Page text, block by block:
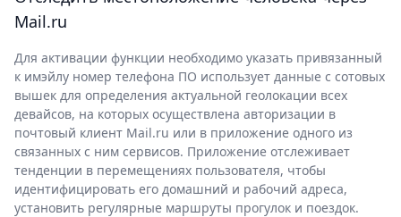
Mail.ru
Для активации функции необходимо указать привязанный
к имэйлу номер телефона ПО использует данные с сотовых
вышек для определения актуальной геолокации всех
девайсов, на которых осуществлена авторизации в
почтовый клиент Mail.ru или в приложение одного из
связанных с ним сервисов. Приложение отслеживает
тенденции в перемещениях пользователя, чтобы
идентифицировать его домашний и рабочий адреса,
установить регулярные маршруты прогулок и поездок.